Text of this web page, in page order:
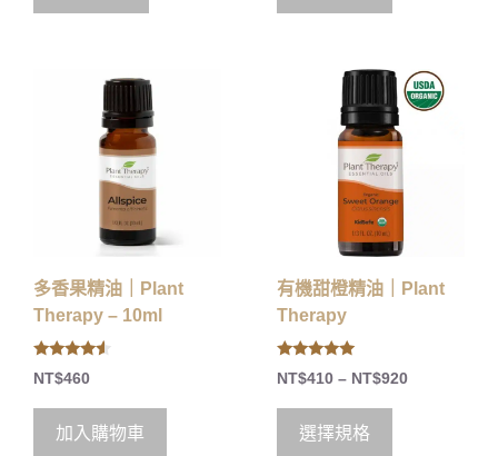
多香果精油｜Plant
Therapy – 10ml
4.33
out of 5
NT$460
加入購物車
有機甜橙精油｜Plant
Therapy
5.00
out of 5
NT$410 – NT$920
選擇規格